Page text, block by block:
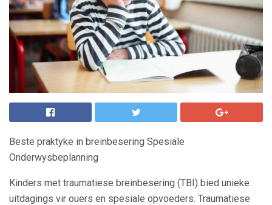
Beste praktyke in breinbesering Spesiale
Onderwysbeplanning
Kinders met traumatiese breinbesering (TBI) bied unieke
uitdagings vir ouers en spesiale opvoeders. Traumatiese